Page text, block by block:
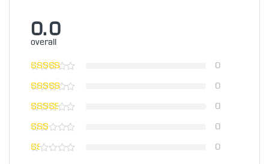
0.0
overall
0
0
0
0
0